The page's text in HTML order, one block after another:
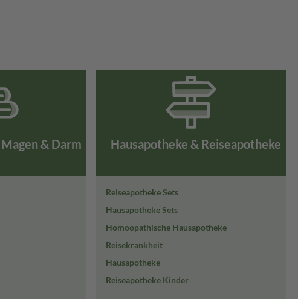
Magen & Darm Hausapotheke & Reiseapotheke
Reiseapotheke Sets
Hausapotheke Sets
Homöopathische Hausapotheke
Reisekrankheit
Hausapotheke
Reiseapotheke Kinder